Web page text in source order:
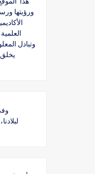
ورؤيتها
وتبادل
يخلق